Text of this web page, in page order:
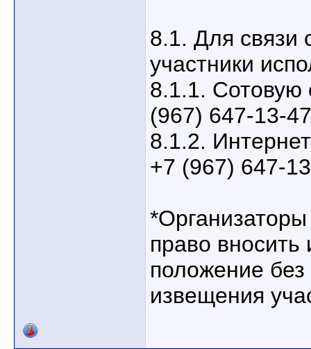
8.1. Для связи
участники
8.1.1. Сотовую
(967) 647-13-
8.1.2.
+7 (967) 647-
право вносить
положение без
извещения